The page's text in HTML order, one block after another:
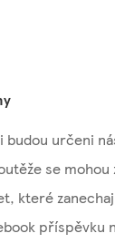
budou určeni
se
které
příspěvku